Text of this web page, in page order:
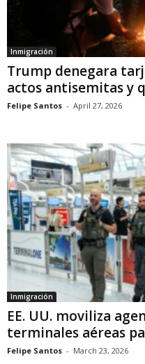
Inmigración
Trump denegara
actos antisemitas y
Felipe Santos - April 27, 2026
Inmigración
EE. UU. moviliza
terminales aéreas
Felipe Santos - March 23, 2026